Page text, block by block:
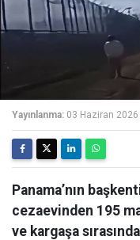
Yayınlanma: 03 Haziran 2026
Panama’nın
cezaevinden 195
ve kargaşa